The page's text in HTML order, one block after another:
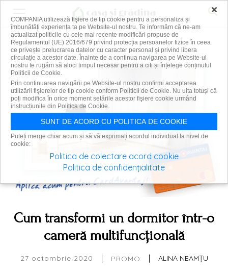
Cum transformi un dormitor într-o
cameră multifuncțională
27 octombrie 2020 | PROMO | ALINA NEAMȚU
×
COMPANIA utilizează fişiere de tip cookie pentru a personaliza și
îmbunătăți experiența ta pe Website-ul nostru. Te informăm că ne-am
actualizat politicile cu cele mai recente modificări propuse de
Regulamentul (UE) 2016/679 privind protecția persoanelor fizice în ceea
ce privește prelucrarea datelor cu caracter personal și privind libera
circulație a acestor date. Înainte de a continua navigarea pe Website-ul
nostru te rugăm să aloci timpul necesar pentru a citi și înțelege conținutul
Politicii de Cookie.
Prin continuarea navigării pe Website-ul nostru confirmi acceptarea
utilizării fişierelor de tip cookie conform Politicii de Cookie. Nu uita totuși că
poți modifica în orice moment setările acestor fişiere cookie urmând
instrucțiunile din Politica de Cookie.
SUNT DE ACORD CU POLITICA DE COOKIE
Puteți merge chiar acum și să vă exprimați acordul individual la nivel de
cookie:
Politica de colectare acord cookie
Politica de confidențialitate